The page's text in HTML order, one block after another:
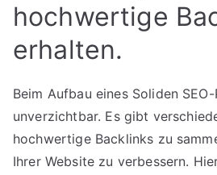
hochwertige
erhalten.
Beim Aufbau eines Soliden
unverzichtbar. Es gibt
hochwertige Backlinks zu
Ihrer Website zu verbessern.